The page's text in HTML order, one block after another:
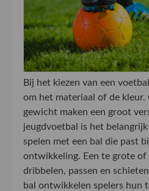
Bij het kiezen van een
om het materiaal of de kleur.
gewicht maken een groot
jeugdvoetbal is het
spelen met een bal die past
ontwikkeling. Een te grote of
dribbelen, passen en
bal ontwikkelen spelers hun